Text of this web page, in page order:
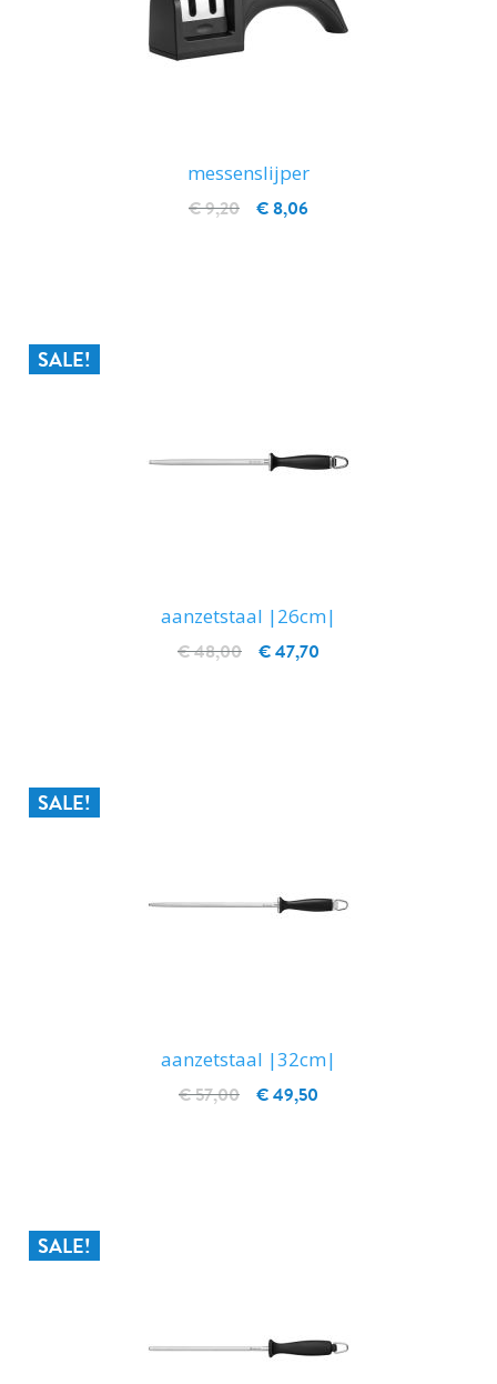
messenslijper
€ 8,06
€ 9,20
SALE!
aanzetstaal |26cm|
€ 47,70
€ 48,00
SALE!
aanzetstaal |32cm|
€ 49,50
€ 57,00
SALE!